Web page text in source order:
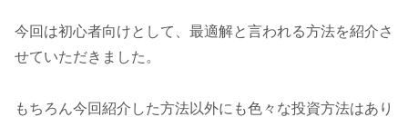
今回は初心者向けとして、最適解と言われる方法を紹介さ
せていただきました。
もちろん今回紹介した方法以外にも色々な投資方法はあり